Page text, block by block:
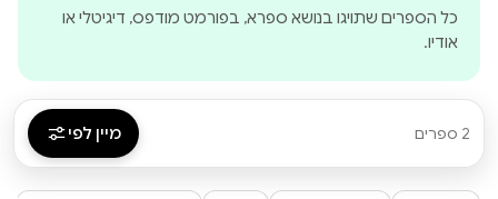
כל הספרים שתויגו בנושא ספרא, בפורמט מודפס, דיגיטלי או
אודיו.
2 ספרים מיין לפי